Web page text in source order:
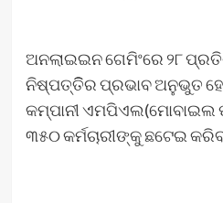
ଅନଲାଇଇନ ଗେମିଂରେ ୨୮
ନିଷ୍ପତ୍ତିିର ପ୍ରଭାବ ଅନୁଭୁତ
କମ୍ପାନୀ
୩୫୦ କର୍ମଚାରୀଙ୍କୁ ଛଟେଇ